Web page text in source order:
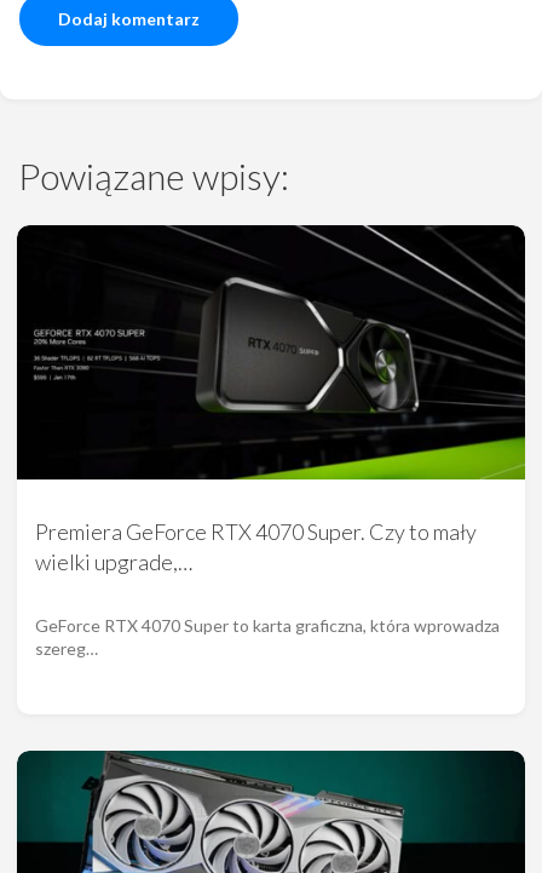
Powiązane wpisy:
Premiera GeForce RTX 4070 Super. Czy to mały
wielki upgrade,…
GeForce RTX 4070 Super to karta graficzna, która wprowadza
szereg…